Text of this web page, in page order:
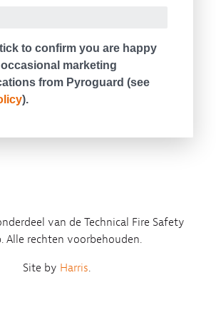
van de Technical Fire Safety
Alle rechten voorbehouden.
Site by Harris.